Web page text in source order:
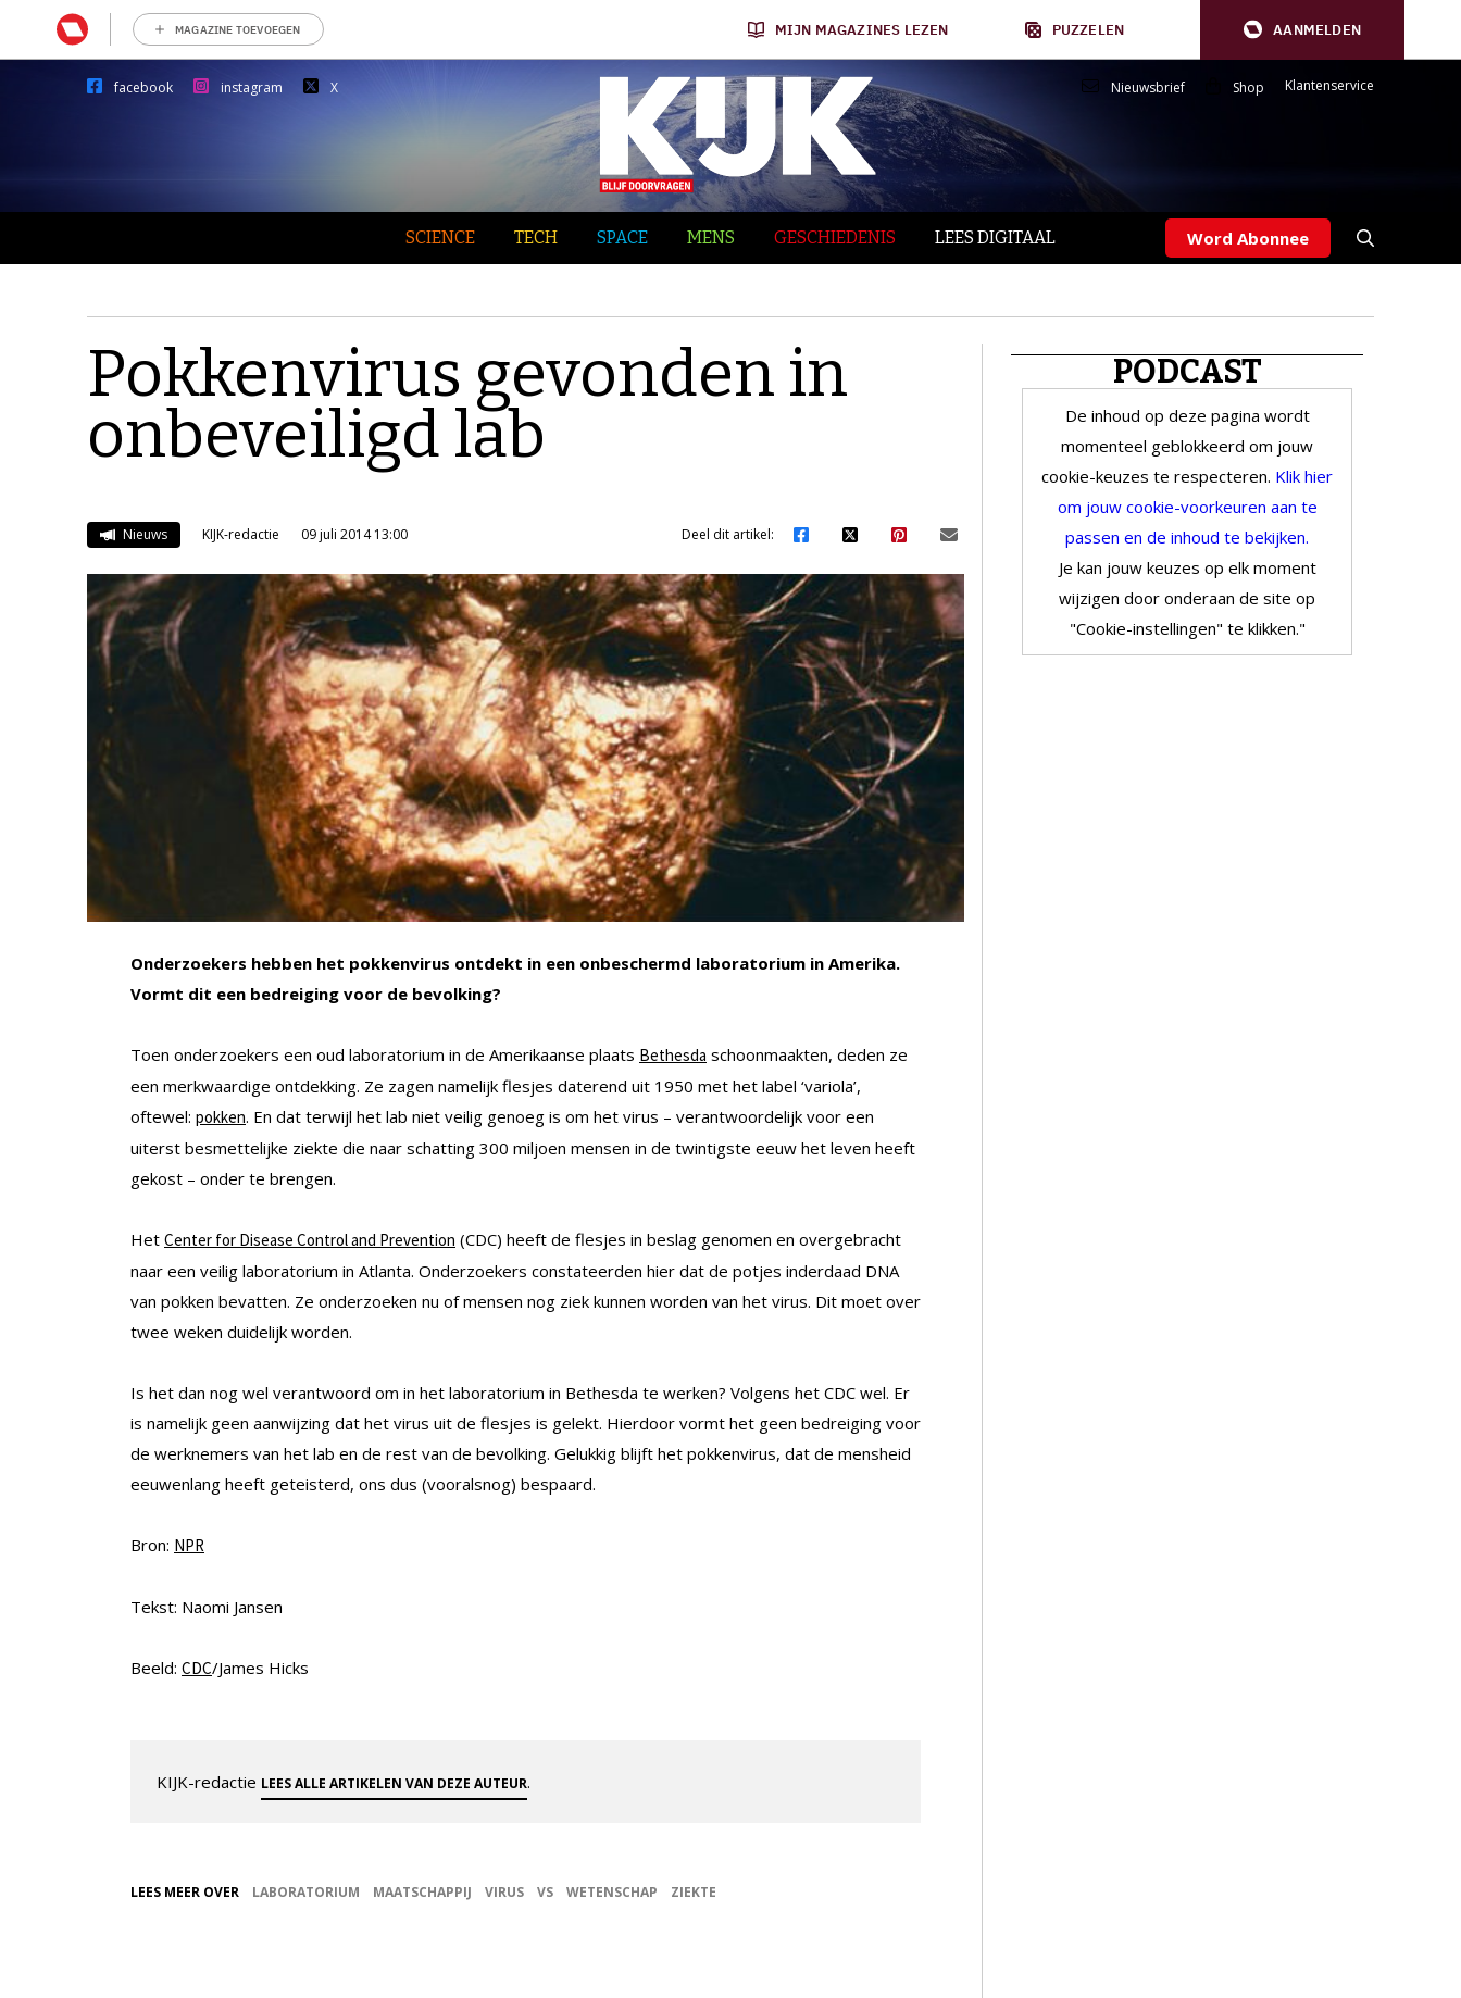
MAGAZINE TOEVOEGEN MIJN MAGAZINES LEZEN PUZZELEN AANMELDEN
facebook instagram X Nieuwsbrief Shop Klantenservice
SCIENCE TECH SPACE MENS GESCHIEDENIS LEES DIGITAAL Word Abonnee
Pokkenvirus gevonden in
onbeveiligd lab
Nieuws KIJK-redactie 09 juli 2014 13:00 Deel dit artikel:
Onderzoekers hebben het pokkenvirus ontdekt in een onbeschermd laboratorium in Amerika.
Vormt dit een bedreiging voor de bevolking?
Toen onderzoekers een oud laboratorium in de Amerikaanse plaats Bethesda schoonmaakten, deden ze
een merkwaardige ontdekking. Ze zagen namelijk flesjes daterend uit 1950 met het label ‘variola’,
oftewel: pokken. En dat terwijl het lab niet veilig genoeg is om het virus – verantwoordelijk voor een
uiterst besmettelijke ziekte die naar schatting 300 miljoen mensen in de twintigste eeuw het leven heeft
gekost – onder te brengen.
Het Center for Disease Control and Prevention (CDC) heeft de flesjes in beslag genomen en overgebracht
naar een veilig laboratorium in Atlanta. Onderzoekers constateerden hier dat de potjes inderdaad DNA
van pokken bevatten. Ze onderzoeken nu of mensen nog ziek kunnen worden van het virus. Dit moet over
twee weken duidelijk worden.
Is het dan nog wel verantwoord om in het laboratorium in Bethesda te werken? Volgens het CDC wel. Er
is namelijk geen aanwijzing dat het virus uit de flesjes is gelekt. Hierdoor vormt het geen bedreiging voor
de werknemers van het lab en de rest van de bevolking. Gelukkig blijft het pokkenvirus, dat de mensheid
eeuwenlang heeft geteisterd, ons dus (vooralsnog) bespaard.
Bron: NPR
Tekst: Naomi Jansen
Beeld: CDC/James Hicks
KIJK-redactie LEES ALLE ARTIKELEN VAN DEZE AUTEUR.
LEES MEER OVER LABORATORIUM MAATSCHAPPIJ VIRUS VS WETENSCHAP ZIEKTE
PODCAST
De inhoud op deze pagina wordt
momenteel geblokkeerd om jouw
cookie-keuzes te respecteren. Klik hier
om jouw cookie-voorkeuren aan te
passen en de inhoud te bekijken.
Je kan jouw keuzes op elk moment
wijzigen door onderaan de site op
"Cookie-instellingen" te klikken."